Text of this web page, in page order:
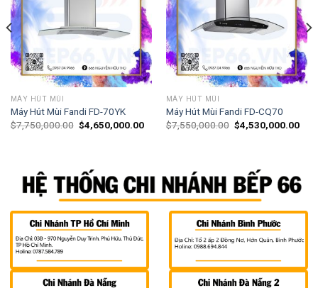
MÁY HÚT MÙI
Máy Hút Mùi Fandi FD-70YK
$7,750,000.00 $4,650,000.00
MÁY HÚT MÙI
Máy Hút Mùi Fandi FD-CQ70
$7,550,000.00 $4,530,000.00